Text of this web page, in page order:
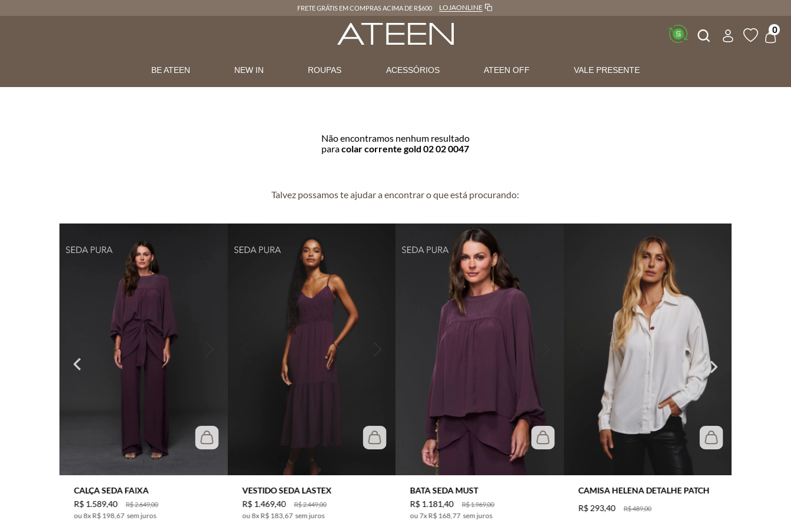
FRETE GRÁTIS EM COMPRAS ACIMA DE R$600 LOJAONLINE
Buscar 0
BE ATEEN NEW IN ROUPAS ACESSÓRIOS ATEEN OFF VALE PRESENTE
Não encontramos nenhum resultado
paracolar corrente gold 02 02 0047
Talvez possamos te ajudar a encontrar o que está procurando:
CALÇA SEDA FAIXA
R$2.649,00
R$1.589,40
8xR$ 198,67 sem juros
VESTIDO SEDA LASTEX
R$2.449,00
R$ 1.469,40
8xR$ 183,67 sem juros
BATA SEDA MUST
R$1.969,00
R$1.181,40
7xR$ 168,77 sem juros
CAMISA HELENA DETALHE PATCH
R$489,00
R$ 293,40